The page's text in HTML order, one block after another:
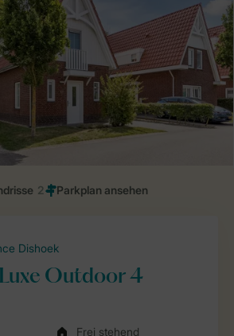
2
Dishoek
Outdoor 4
Frei stehend